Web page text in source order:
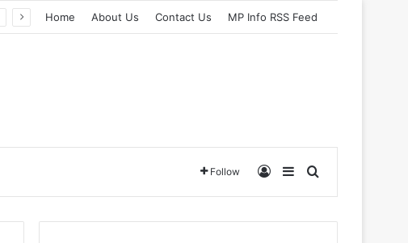
Home About Us Contact Us MP Info RSS Feed
Follow Log InSidebarSearch for